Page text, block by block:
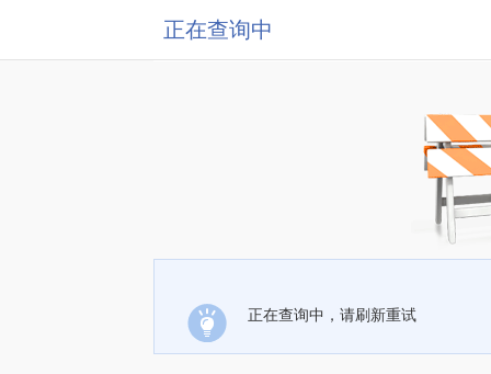
正在查询中
正在查询中，请刷新重试